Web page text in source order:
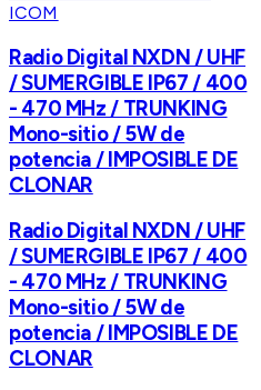
ICOM
Radio Digital NXDN / UHF
/ SUMERGIBLE IP67 / 400
- 470 MHz / TRUNKING
Mono-sitio / 5W de
potencia / IMPOSIBLE DE
CLONAR
Radio Digital NXDN / UHF
/ SUMERGIBLE IP67 / 400
- 470 MHz / TRUNKING
Mono-sitio / 5W de
potencia / IMPOSIBLE DE
CLONAR